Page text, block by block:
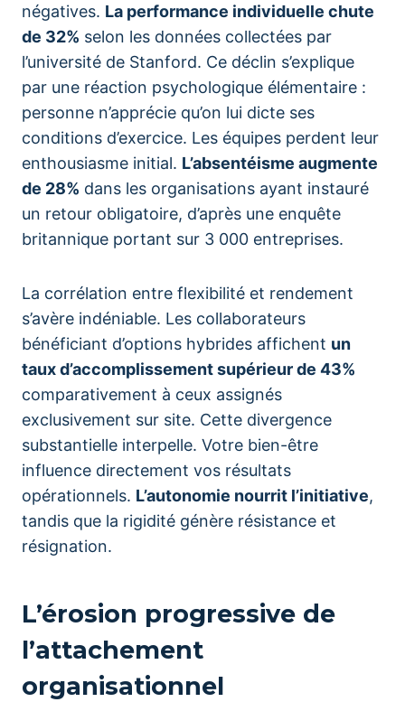
négatives. La performance individuelle chute
de 32% selon les données collectées par
l’université de Stanford. Ce déclin s’explique
par une réaction psychologique élémentaire :
personne n’apprécie qu’on lui dicte ses
conditions d’exercice. Les équipes perdent leur
enthousiasme initial. L’absentéisme augmente
de 28% dans les organisations ayant instauré
un retour obligatoire, d’après une enquête
britannique portant sur 3 000 entreprises.
La corrélation entre flexibilité et rendement
s’avère indéniable. Les collaborateurs
bénéficiant d’options hybrides affichent un
taux d’accomplissement supérieur de 43%
comparativement à ceux assignés
exclusivement sur site. Cette divergence
substantielle interpelle. Votre bien-être
influence directement vos résultats
opérationnels. L’autonomie nourrit l’initiative,
tandis que la rigidité génère résistance et
résignation.
L’érosion progressive de
l’attachement
organisationnel